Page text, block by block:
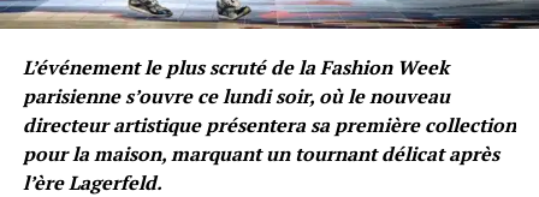
L’événement le plus scruté de la Fashion Week
parisienne s’ouvre ce lundi soir, où le nouveau
directeur artistique présentera sa première collection
pour la maison, marquant un tournant délicat après
l’ère Lagerfeld.